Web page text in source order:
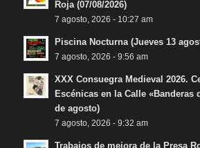
Roja (07/08/2026)
7 agosto, 2026 - 10:27 am
Piscina Nocturna (Jueves 13
7 agosto, 2026 - 9:56 am
XXX Consuegra Medieval 2026.
Escénicas en la Calle «Banderas
de agosto)
7 agosto, 2026 - 9:32 am
Trabajos de mejora de la Presa